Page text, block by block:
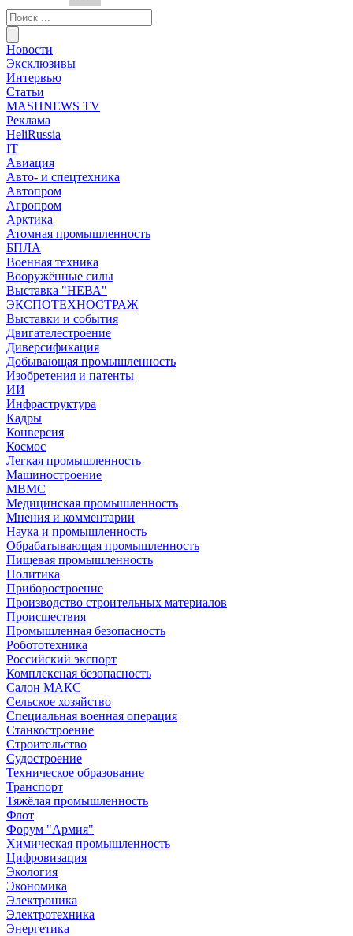
Новости
Эксклюзивы
Интервью
Статьи
MASHNEWS TV
Реклама
HeliRussia
IT
Авиация
Авто- и спецтехника
Автопром
Агропром
Арктика
Атомная промышленность
БПЛА
Военная техника
Вооружённые силы
Выставка "НЕВА"
ЭКСПОТЕХНОСТРАЖ
Выставки и события
Двигателестроение
Диверсификация
Добывающая промышленность
Изобретения и патенты
ИИ
Инфраструктура
Кадры
Конверсия
Космос
Легкая промышленность
Машиностроение
МВМС
Медицинская промышленность
Мнения и комментарии
Наука и промышленность
Обрабатывающая промышленность
Пищевая промышленность
Политика
Приборостроение
Производство строительных материалов
Происшествия
Промышленная безопасность
Робототехника
Российский экспорт
Комплексная безопасность
Салон МАКС
Сельское хозяйство
Специальная военная операция
Станкостроение
Строительство
Судостроение
Техническое образование
Транспорт
Тяжёлая промышленность
Флот
Форум "Армия"
Химическая промышленность
Цифровизация
Экология
Экономика
Электроника
Электротехника
Энергетика